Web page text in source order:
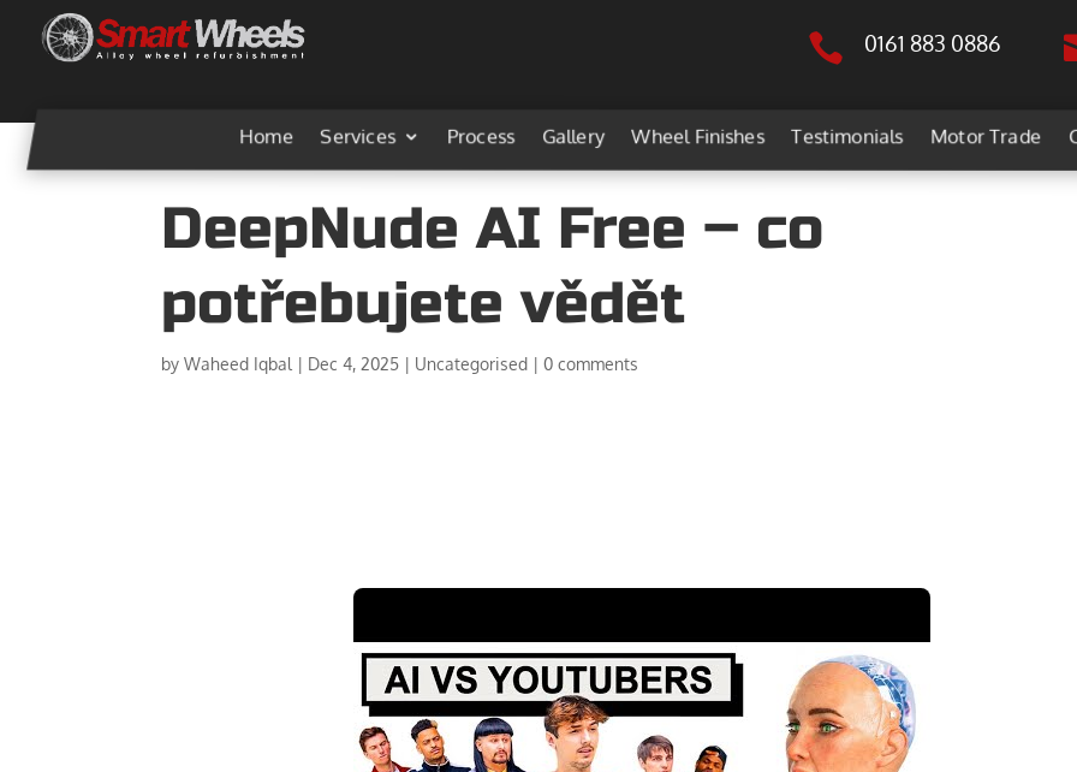
 0161 883 0886
Home Services Process Gallery Wheel Finishes Testimonials Motor Trade
DeepNude AI Free – co
potřebujete vědět
byWaheed Iqbal | Dec 4, 2025 | Uncategorised |0 comments